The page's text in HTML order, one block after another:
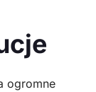
ogromne